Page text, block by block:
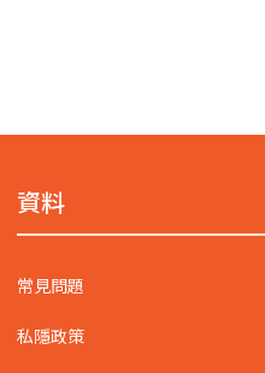
資料
常見問題
私隱政策